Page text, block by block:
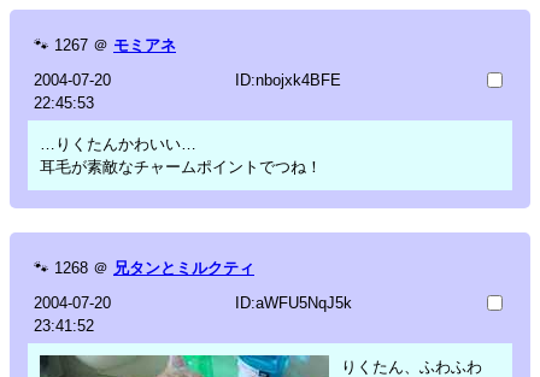
🐾 1267 ＠ モミアネ
2004-07-20
22:45:53
ID:nbojxk4BFE
…りくたんかわいい…
耳毛が素敵なチャームポイントでつね！
🐾 1268 ＠ 兄タンとミルクティ
2004-07-20
23:41:52
ID:aWFU5NqJ5k
りくたん、ふわふわ